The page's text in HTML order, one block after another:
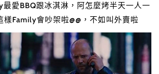
愛BBQ跟冰淇淋， 阿怎麼烤半天一人一
樣Family會吵架啦@@，不如叫外賣啦